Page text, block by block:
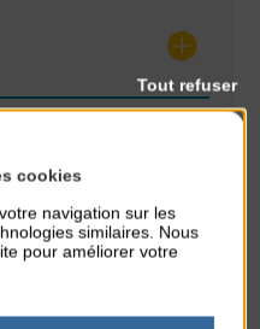
cookies
navigation sur les
similaires. Nous
pour améliorer votre
Tout refuser